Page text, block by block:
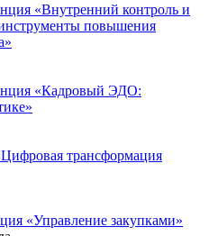
«Внутренний контроль и
повышения
«Кадровый ЭДО:
трансформация
«Управление закупками»